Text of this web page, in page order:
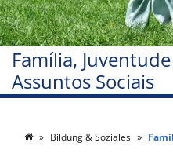
Família,
Assuntos Sociais
Bildung & Soziales